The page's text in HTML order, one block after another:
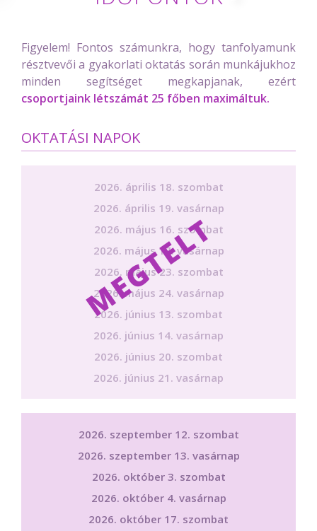
Figyelem! Fontos számunkra, hogy tanfolyamunk
résztvevői a gyakorlati oktatás során munkájukhoz
minden segítséget megkapjanak, ezért
csoportjaink létszámát 25 főben maximáltuk.
OKTATÁSI NAPOK
2026. április 18. szombat
2026. április 19. vasárnap
2026. május 16. szombat
2026. május 17. vasárnap
2026. május 23. szombat
2026. május 24. vasárnap
2026. június 13. szombat
2026. június 14. vasárnap
2026. június 20. szombat
2026. június 21. vasárnap
2026. szeptember 12. szombat
2026. szeptember 13. vasárnap
2026. október 3. szombat
2026. október 4. vasárnap
2026. október 17. szombat